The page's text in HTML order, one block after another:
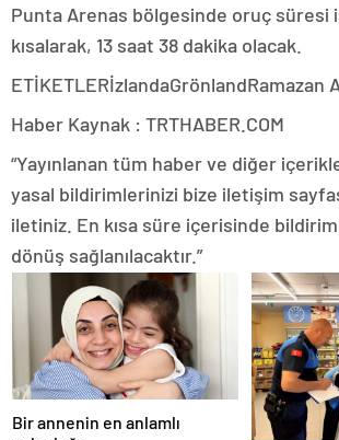
Punta Arenas bölgesinde oruç süresi
kısalarak, 13 saat 38 dakika olacak.
ETİKETLERİzlandaGrönlandRamazan
Haber Kaynak : TRTHABER.COM
“Yayınlanan tüm haber ve diğer
yasal bildirimlerinizi bize iletişim
iletiniz. En kısa süre içerisinde
dönüş sağlanılacaktır.”
Bir annenin en anlamlı